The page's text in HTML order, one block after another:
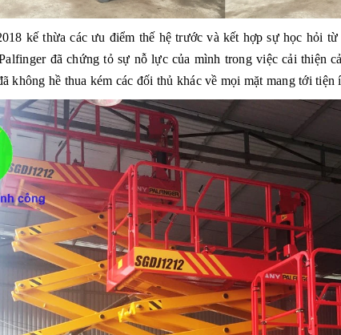
kế thừa các ưu điểm thế hệ trước và kết hợp sự học hỏi
đã chứng tỏ sự nỗ lực của mình trong việc cải thiện
không hề thua kém các đối thủ khác về mọi mặt mang tới